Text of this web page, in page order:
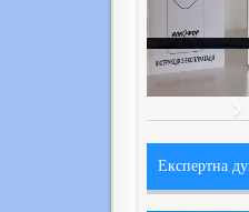
Експертна